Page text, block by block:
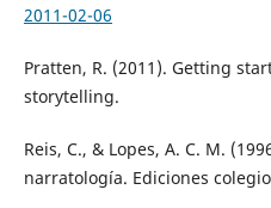
2011-02-06
Pratten, R. (2011). Getting
storytelling.
Reis, C., & Lopes, A. C. M.
narratología. Ediciones